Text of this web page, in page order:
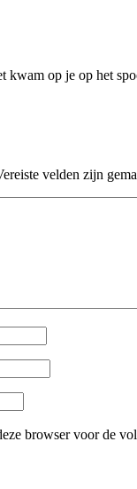
kwam op je op het
velden zijn
browser voor de